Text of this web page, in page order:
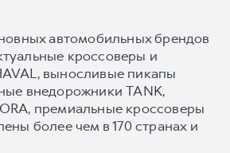
автомобильных брендов
кроссоверы и
выносливые пикапы
внедорожники TANK,
премиальные кроссоверы
более чем в 170 странах и